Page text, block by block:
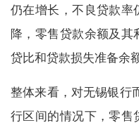
仍在增长，不良贷款
降，零售贷款余额及
贷比和贷款损失准备余
整体来看，对无锡银行
行区间的情况下，零售